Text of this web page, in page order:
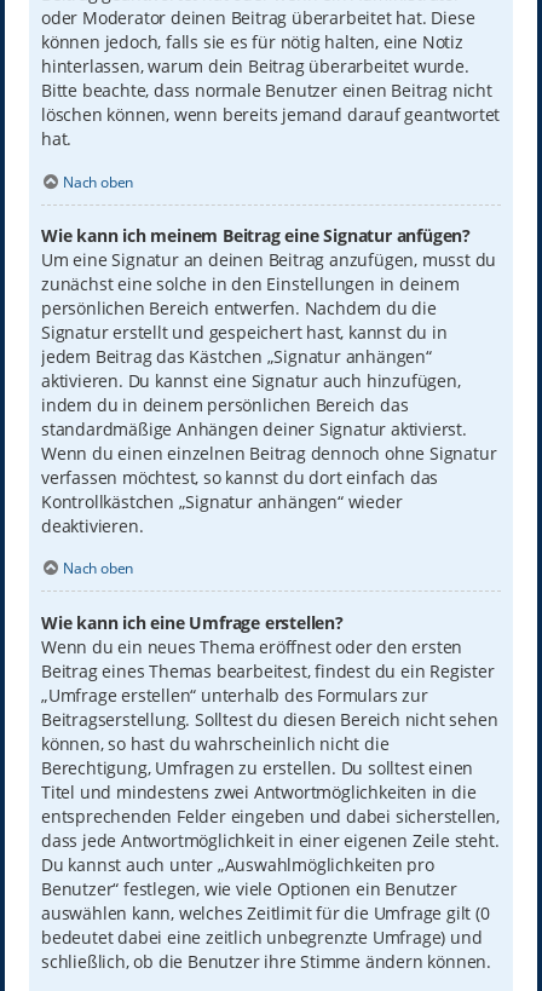
oder Moderator deinen Beitrag überarbeitet hat. Diese
können jedoch, falls sie es für nötig halten, eine Notiz
hinterlassen, warum dein Beitrag überarbeitet wurde.
Bitte beachte, dass normale Benutzer einen Beitrag nicht
löschen können, wenn bereits jemand darauf geantwortet
hat.
Nach oben
Wie kann ich meinem Beitrag eine Signatur anfügen?
Um eine Signatur an deinen Beitrag anzufügen, musst du
zunächst eine solche in den Einstellungen in deinem
persönlichen Bereich entwerfen. Nachdem du die
Signatur erstellt und gespeichert hast, kannst du in
jedem Beitrag das Kästchen „Signatur anhängen“
aktivieren. Du kannst eine Signatur auch hinzufügen,
indem du in deinem persönlichen Bereich das
standardmäßige Anhängen deiner Signatur aktivierst.
Wenn du einen einzelnen Beitrag dennoch ohne Signatur
verfassen möchtest, so kannst du dort einfach das
Kontrollkästchen „Signatur anhängen“ wieder
deaktivieren.
Nach oben
Wie kann ich eine Umfrage erstellen?
Wenn du ein neues Thema eröffnest oder den ersten
Beitrag eines Themas bearbeitest, findest du ein Register
„Umfrage erstellen“ unterhalb des Formulars zur
Beitragserstellung. Solltest du diesen Bereich nicht sehen
können, so hast du wahrscheinlich nicht die
Berechtigung, Umfragen zu erstellen. Du solltest einen
Titel und mindestens zwei Antwortmöglichkeiten in die
entsprechenden Felder eingeben und dabei sicherstellen,
dass jede Antwortmöglichkeit in einer eigenen Zeile steht.
Du kannst auch unter „Auswahlmöglichkeiten pro
Benutzer“ festlegen, wie viele Optionen ein Benutzer
auswählen kann, welches Zeitlimit für die Umfrage gilt (0
bedeutet dabei eine zeitlich unbegrenzte Umfrage) und
schließlich, ob die Benutzer ihre Stimme ändern können.